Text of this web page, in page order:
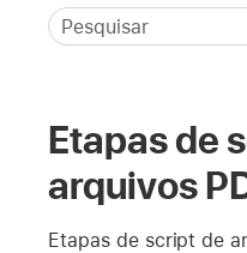
Etapas de
arquivos
Etapas de script de